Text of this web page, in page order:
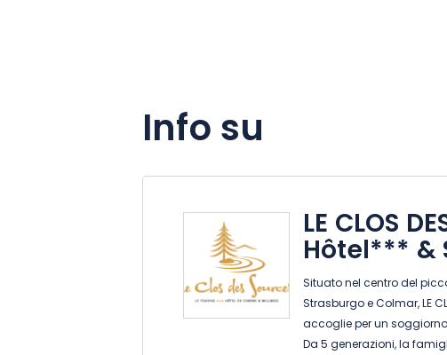
Info su
LE CLOS
Hôtel*** &
Situato nel centro del
Strasburgo e Colmar, LE
accoglie per un
Da 5 generazioni, la